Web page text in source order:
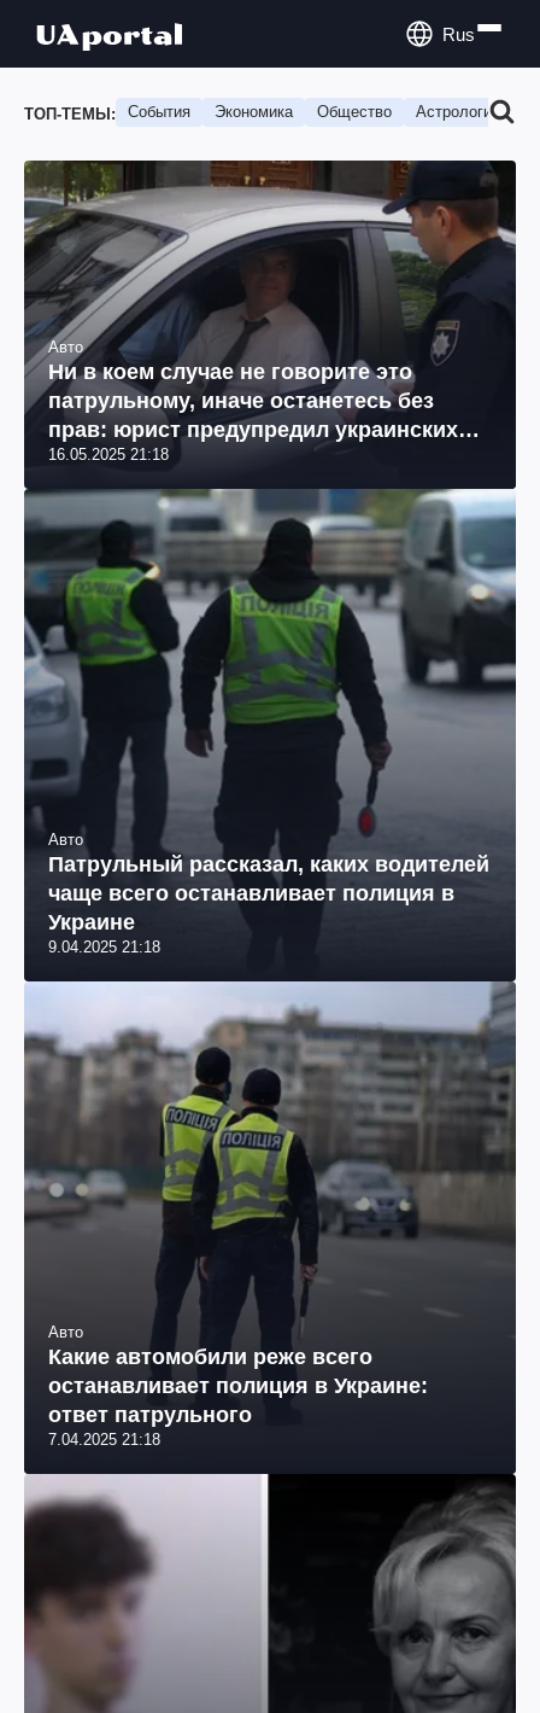
Rus
ТОП-ТЕМЫ: События Экономика Общество Астрология
Авто
Ни в коем случае не говорите это
патрульному, иначе останетесь без
прав: юрист предупредил украинских
водителей
16.05.2025 21:18
Авто
Патрульный рассказал, каких водителей
чаще всего останавливает полиция в
Украине
9.04.2025 21:18
Авто
Какие автомобили реже всего
останавливает полиция в Украине:
ответ патрульного
7.04.2025 21:18